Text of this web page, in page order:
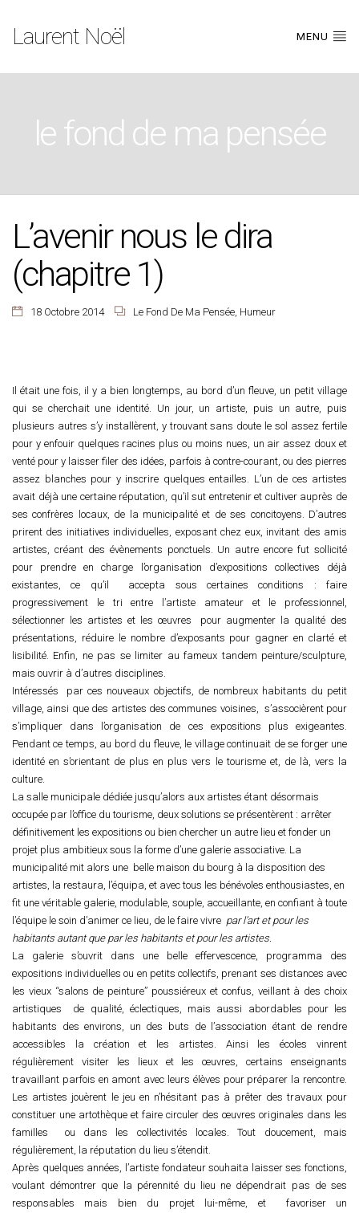
Laurent Noël MENU
le fond de ma pensée
L’avenir nous le dira
(chapitre 1)
18 Octobre 2014 Le Fond De Ma Pensée, Humeur
Il était une fois, il y a bien longtemps, au bord d’un fleuve, un petit village
qui se cherchait une identité. Un jour, un artiste, puis un autre, puis
plusieurs autres s’y installèrent, y trouvant sans doute le sol assez fertile
pour y enfouir quelques racines plus ou moins nues, un air assez doux et
venté pour y laisser filer des idées, parfois à contre-courant, ou des pierres
assez blanches pour y inscrire quelques entailles. L’un de ces artistes
avait déjà une certaine réputation, qu’il sut entretenir et cultiver auprès de
ses confrères locaux, de la municipalité et de ses concitoyens. D’autres
prirent des initiatives individuelles, exposant chez eux, invitant des amis
artistes, créant des évènements ponctuels. Un autre encore fut sollicité
pour prendre en charge l’organisation d’expositions collectives déjà
existantes, ce qu’il accepta sous certaines conditions : faire
progressivement le tri entre l’artiste amateur et le professionnel,
sélectionner les artistes et les œuvres pour augmenter la qualité des
présentations, réduire le nombre d’exposants pour gagner en clarté et
lisibilité. Enfin, ne pas se limiter au fameux tandem peinture/sculpture,
mais ouvrir à d’autres disciplines.
Intéressés par ces nouveaux objectifs, de nombreux habitants du petit
village, ainsi que des artistes des communes voisines, s’associèrent pour
s’impliquer dans l’organisation de ces expositions plus exigeantes.
Pendant ce temps, au bord du fleuve, le village continuait de se forger une
identité en s’orientant de plus en plus vers le tourisme et, de là, vers la
culture.
La salle municipale dédiée jusqu’alors aux artistes étant désormais
occupée par l’office du tourisme, deux solutions se présentèrent : arrêter
définitivement les expositions ou bien chercher un autre lieu et fonder un
projet plus ambitieux sous la forme d’une galerie associative. La
municipalité mit alors une belle maison du bourg à la disposition des
artistes, la restaura, l’équipa, et avec tous les bénévoles enthousiastes, en
fit une véritable galerie, modulable, souple, accueillante, en confiant à toute
l’équipe le soin d’animer ce lieu, de le faire vivre par l’art et pour les
habitants autant que par les habitants et pour les artistes.
La galerie s’ouvrit dans une belle effervescence, programma des
expositions individuelles ou en petits collectifs, prenant ses distances avec
les vieux “salons de peinture” poussiéreux et confus, veillant à des choix
artistiques de qualité, éclectiques, mais aussi abordables pour les
habitants des environs, un des buts de l’association étant de rendre
accessibles la création et les artistes. Ainsi les écoles vinrent
régulièrement visiter les lieux et les œuvres, certains enseignants
travaillant parfois en amont avec leurs élèves pour préparer la rencontre.
Les artistes jouèrent le jeu en n’hésitant pas à prêter des travaux pour
constituer une artothèque et faire circuler des œuvres originales dans les
familles ou dans les collectivités locales. Tout doucement, mais
régulièrement, la réputation du lieu s’étendit.
Après quelques années, l’artiste fondateur souhaita laisser ses fonctions,
voulant démontrer que la pérennité du lieu ne dépendrait pas de ses
responsables mais bien du projet lui-même, et favoriser un